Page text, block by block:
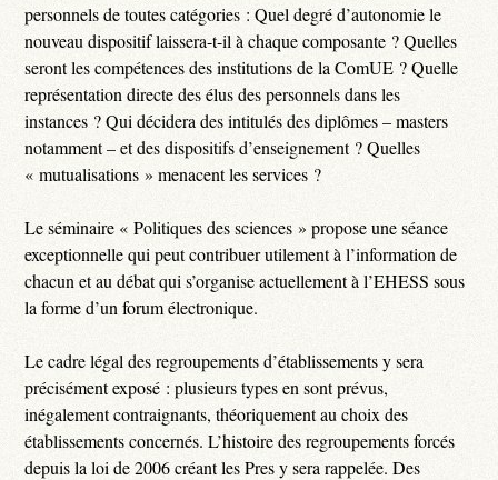
personnels de toutes catégories : Quel degré d’autonomie le
nouveau dispositif laissera-t-il à chaque composante ? Quelles
seront les compétences des institutions de la ComUE ? Quelle
représentation directe des élus des personnels dans les
instances ? Qui décidera des intitulés des diplômes – masters
notamment – et des dispositifs d’enseignement ? Quelles
« mutualisations » menacent les services ?
Le séminaire « Politiques des sciences » propose une séance
exceptionnelle qui peut contribuer utilement à l’information de
chacun et au débat qui s’organise actuellement à l’EHESS sous
la forme d’un forum électronique.
Le cadre légal des regroupements d’établissements y sera
précisément exposé : plusieurs types en sont prévus,
inégalement contraignants, théoriquement au choix des
établissements concernés. L’histoire des regroupements forcés
depuis la loi de 2006 créant les Pres y sera rappelée. Des